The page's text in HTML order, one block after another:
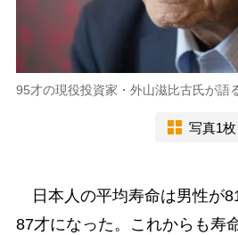
95才の現役投資家・外山滋比古氏が語
写真1枚
日本人の平均寿命は男性が
87才になった。これからも寿